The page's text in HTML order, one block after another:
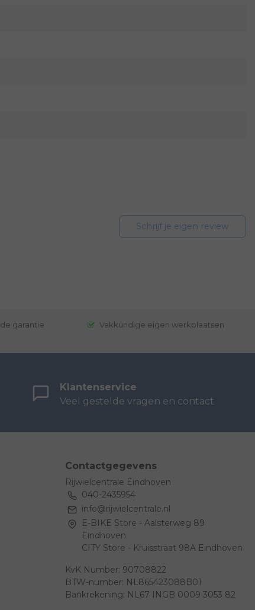
Schrijf je eigen review
garantie Vakkundige eigen werkplaatsen
Klantenservice
Veel gestelde vragen en contact
Contactgegevens
Rijwielcentrale Eindhoven
040-2435954
info@rijwielcentrale.nl
E-BIKE Store - Aalsterweg 89
Eindhoven
CITY Store - Kruisstraat 98A Eindhoven
KvK Number: 90708822
BTW-number: NL865423088B01
Bankrekening: NL67 INGB 0009 3053 82